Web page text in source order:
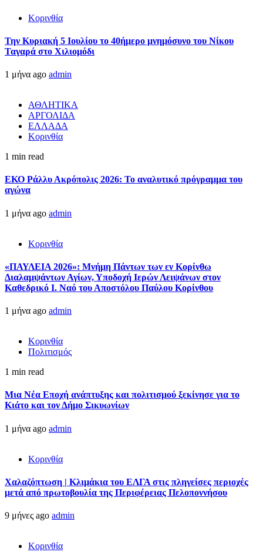
Κορινθία
Την Κυριακή 5 Ιουλίου το 40ήμερο μνημόσυνο του Νίκου
Ταγαρά στο Χιλιομόδι
1 μήνα ago admin
ΑΘΛΗΤΙΚΑ
ΑΡΓΟΛΙΔΑ
ΕΛΛΑΔΑ
Κορινθία
1 min read
ΕΚΟ Ράλλυ Ακρόπολις 2026: Το αναλυτικό πρόγραμμα του
αγώνα
1 μήνα ago admin
Κορινθία
«ΠΑΥΛΕΙΑ 2026»: Μνήμη Πάντων των εν Κορίνθω
Διαλαμψάντων Αγίων, Υποδοχή Ιερών Λειψάνων στον
Καθεδρικό Ι. Ναό του Αποστόλου Παύλου Κορίνθου
1 μήνα ago admin
Κορινθία
Πολιτισμός
1 min read
Μια Νέα Εποχή ανάπτυξης και πολιτισμού ξεκίνησε για το
Κιάτο και τον Δήμο Σικυωνίων
1 μήνα ago admin
Κορινθία
Χαλαζόπτωση | Κλιμάκια του ΕΛΓΑ στις πληγείσες περιοχές
μετά από πρωτοβουλία της Περιφέρειας Πελοποννήσου
9 μήνες ago admin
Κορινθία